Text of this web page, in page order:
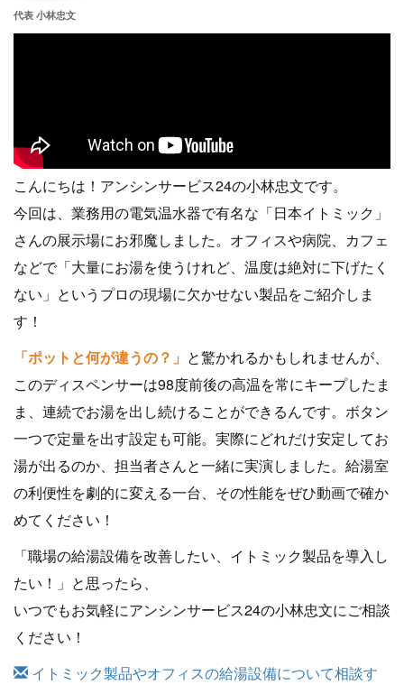
代表 小林忠文
こんにちは！アンシンサービス24の小林忠文です。
今回は、業務用の電気温水器で有名な「日本イトミック」
さんの展示場にお邪魔しました。オフィスや病院、カフェ
などで「大量にお湯を使うけれど、温度は絶対に下げたく
ない」というプロの現場に欠かせない製品をご紹介しま
す！
「ポットと何が違うの？」 と驚かれるかもしれませんが、
このディスペンサーは98度前後の高温を常にキープしたま
ま、連続でお湯を出し続けることができるんです。ボタン
一つで定量を出す設定も可能。実際にどれだけ安定してお
湯が出るのか、担当者さんと一緒に実演しました。給湯室
の利便性を劇的に変える一台、その性能をぜひ動画で確か
めてください！
「職場の給湯設備を改善したい、イトミック製品を導入し
たい！」と思ったら、
いつでもお気軽にアンシンサービス24の小林忠文にご相談
ください！
イトミック製品やオフィスの給湯設備について相談す